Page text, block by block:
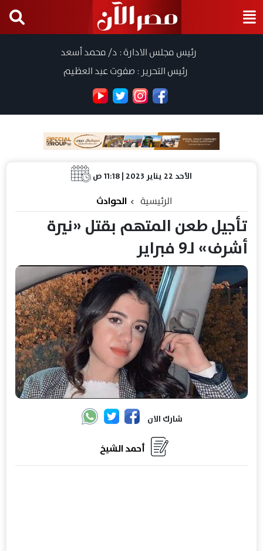
رئيس مجلس الادارة : د/ محمد أسعد
رئيس التحرير : صفوت عبد العظيم
الأحد 22 يناير 2023 | 11:18 ص
الرئيسية الحوادث
تأجيل طعن المتهم بقتل «نيرة
أشرف» لـ9 فبراير
شارك الان
أحمد الشيخ